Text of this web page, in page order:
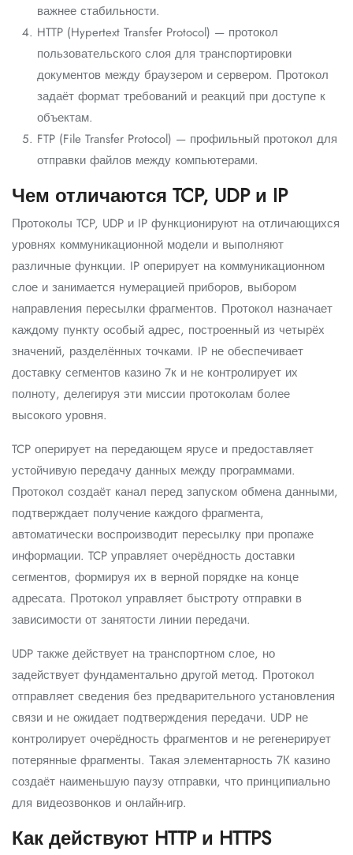
важнее стабильности.
HTTP (Hypertext Transfer Protocol) — протокол
пользовательского слоя для транспортировки
документов между браузером и сервером. Протокол
задаёт формат требований и реакций при доступе к
объектам.
FTP (File Transfer Protocol) — профильный протокол для
отправки файлов между компьютерами.
Чем отличаются TCP, UDP и IP
Протоколы TCP, UDP и IP функционируют на отличающихся
уровнях коммуникационной модели и выполняют
различные функции. IP оперирует на коммуникационном
слое и занимается нумерацией приборов, выбором
направления пересылки фрагментов. Протокол назначает
каждому пункту особый адрес, построенный из четырёх
значений, разделённых точками. IP не обеспечивает
доставку сегментов казино 7к и не контролирует их
полноту, делегируя эти миссии протоколам более
высокого уровня.
TCP оперирует на передающем ярусе и предоставляет
устойчивую передачу данных между программами.
Протокол создаёт канал перед запуском обмена данными,
подтверждает получение каждого фрагмента,
автоматически воспроизводит пересылку при пропаже
информации. TCP управляет очерёдность доставки
сегментов, формируя их в верной порядке на конце
адресата. Протокол управляет быстроту отправки в
зависимости от занятости линии передачи.
UDP также действует на транспортном слое, но
задействует фундаментально другой метод. Протокол
отправляет сведения без предварительного установления
связи и не ожидает подтверждения передачи. UDP не
контролирует очерёдность фрагментов и не регенерирует
потерянные фрагменты. Такая элементарность 7К казино
создаёт наименьшую паузу отправки, что принципиально
для видеозвонков и онлайн-игр.
Как действуют HTTP и HTTPS